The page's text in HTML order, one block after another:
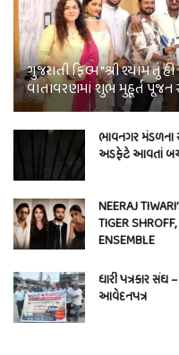
ગુજરાતી ફિલ્મ “શ્રી શ્યામ તું
વાતાવરણમાં શુભ મુહૂર્ત
ભાવનગર મંડળના
અડફેટે આવતાં
NEERAJ
TIGER
ENSEMBLE
ધારી પત્રકાર
આવેદનપત્ર